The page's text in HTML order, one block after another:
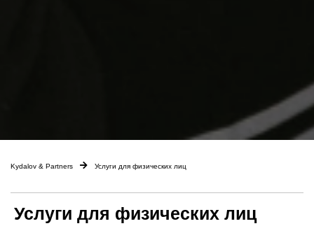
Kydalov & Partners Услуги для физических лиц
Услуги для физических лиц